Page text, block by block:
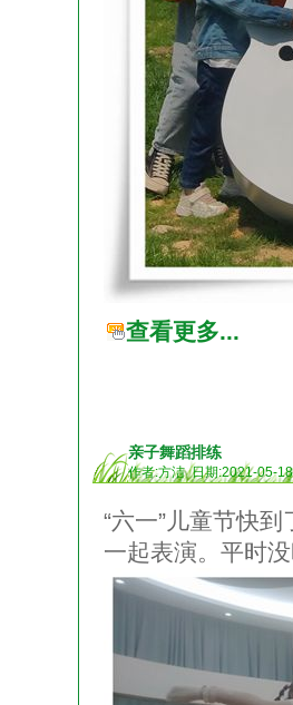
查看更多...
亲子舞蹈排练
作者:方洁 日期:2021-05-18
“六一”儿童节快
一起表演。平时